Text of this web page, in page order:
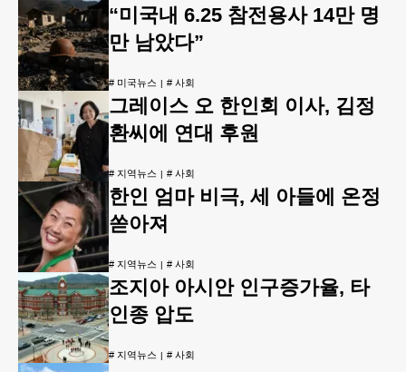
“미국내 6.25 참전용사 14만 명
만 남았다”
# 미국뉴스 # 사회
그레이스 오 한인회 이사, 김정
환씨에 연대 후원
# 지역뉴스 # 사회
한인 엄마 비극, 세 아들에 온정
쏟아져
# 지역뉴스 # 사회
조지아 아시안 인구증가율, 타
인종 압도
# 지역뉴스 # 사회